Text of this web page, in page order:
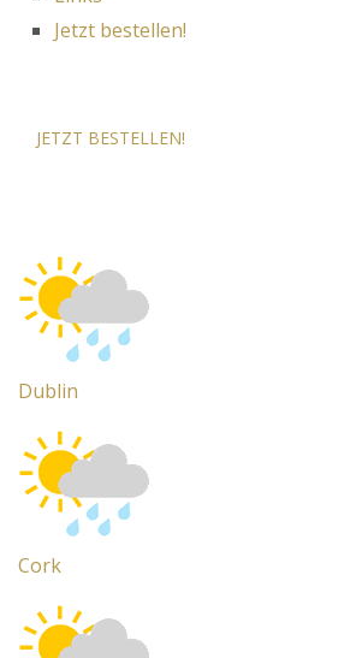
Jetzt bestellen!
JETZT BESTELLEN!
Dublin
Cork